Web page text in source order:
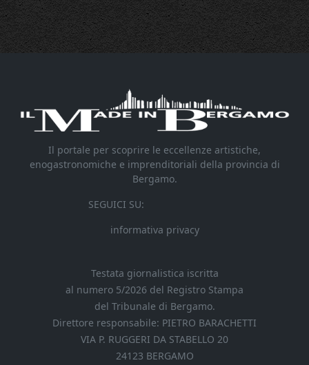
Il portale per scoprire le eccellenze artistiche,
enogastronomiche e imprenditoriali della provincia di
Bergamo.
SEGUICI SU:
informativa privacy
Testata giornalistica iscritta
al numero 5/2026 del Registro Stampa
del Tribunale di Bergamo.
Direttore responsabile: PIETRO BARACHETTI
VIA P. RUGGERI DA STABELLO 20
24123 BERGAMO